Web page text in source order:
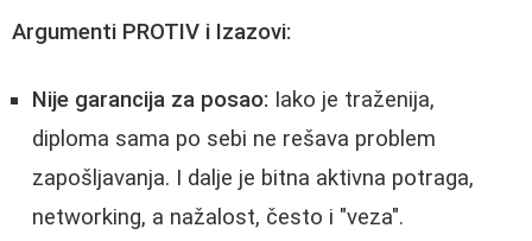
Argumenti PROTIV i Izazovi:
Nije garancija za posao: Iako je traženija,
diploma sama po sebi ne rešava problem
zapošljavanja. I dalje je bitna aktivna potraga,
networking, a nažalost, često i "veza".